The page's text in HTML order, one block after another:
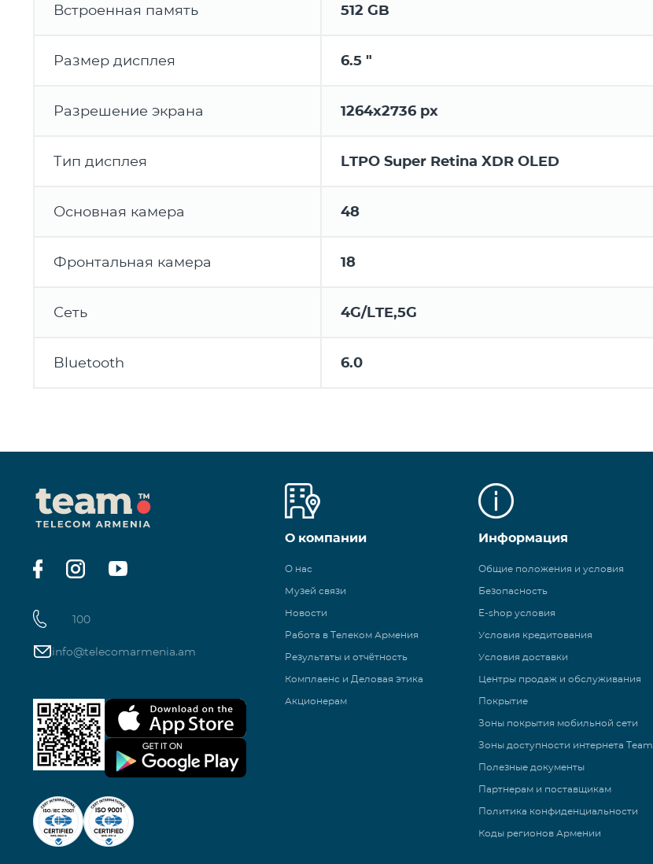
Встроенная память 512 GB
Размер дисплея 6.5 "
Разрешение экрана 1264x2736 px
Тип дисплея LTPO Super Retina XDR OLED
Основная камера 48
Фронтальная камера 18
Сеть 4G/LTE,5G
Bluetooth 6.0
100
info@telecomarmenia.am
О компании
О нас
Музей связи
Новости
Работа в Телеком Армения
Результаты и отчётность
Комплаенс и Деловая этика
Акционерам
Информация
Общие положения и условия
Безопасность
E-shop условия
Условия кредитования
Условия доставки
Центры продаж и обслуживания
Покрытие
Зоны покрытия мобильной сети
Зоны доступности интернета Team
Полезные документы
Партнерам и поставщикам
Политика конфиденциальности
Коды регионов Армении